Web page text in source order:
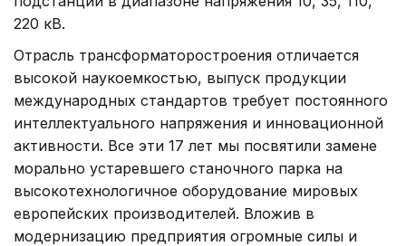
220 кВ.
Отрасль трансформаторостроения отличается
высокой наукоемкостью, выпуск продукции
международных стандартов требует постоянного
интеллектуального напряжения и инновационной
активности. Все эти 17 лет мы посвятили замене
морально устаревшего станочного парка на
высокотехнологичное оборудование мировых
европейских производителей. Вложив в
модернизацию предприятия огромные силы и